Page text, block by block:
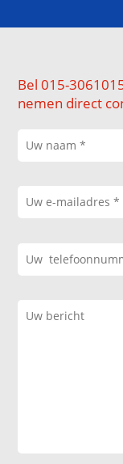
Bel 015-
nemen direct